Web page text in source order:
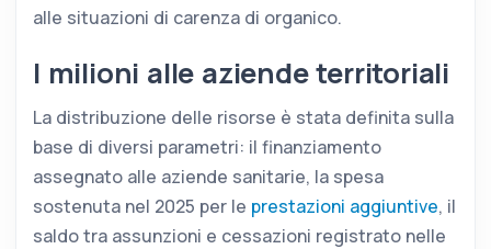
alle situazioni di carenza di organico.
I milioni alle aziende territoriali
La distribuzione delle risorse è stata definita sulla
base di diversi parametri: il finanziamento
assegnato alle aziende sanitarie, la spesa
sostenuta nel 2025 per le prestazioni aggiuntive, il
saldo tra assunzioni e cessazioni registrato nelle